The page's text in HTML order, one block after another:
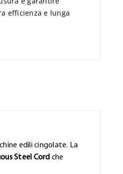
efficienza e lunga
edili cingolate. La
Steel Cord che